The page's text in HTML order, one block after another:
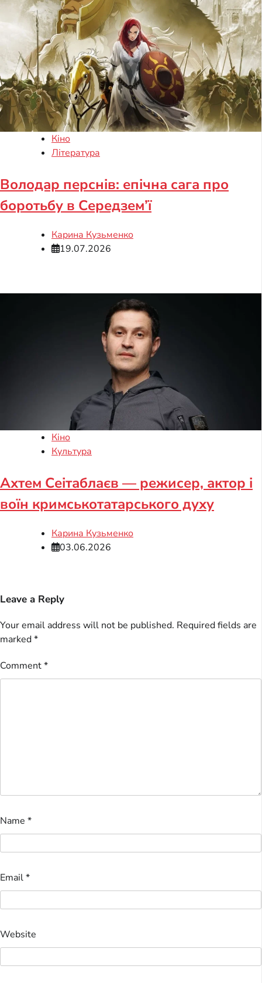
Кіно
Література
Володар перснів: епічна сага про
боротьбу в Середзем’ї
Карина Кузьменко
19.07.2026
Кіно
Культура
Ахтем Сеітаблаєв — режисер, актор і
воїн кримськотатарського духу
Карина Кузьменко
03.06.2026
Leave a Reply
Your email address will not be published. Required fields are
marked*
Comment*
Name *
Email*
Website